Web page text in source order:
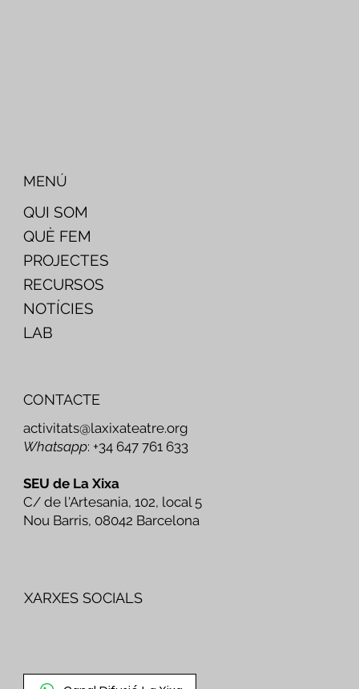
QUI SOM
QUÈ FEM
PROJECTES
RECURSOS
NOTÍCIES
LAB
MENÚ
CONTACTE
activitats@laxixateatre.org
Whatsapp: +34 647 761 633
SEU de La Xixa
C/ de l'Artesania, 102, local 5
Nou Barris, 08042 Barcelona
XARXES SOCIALS